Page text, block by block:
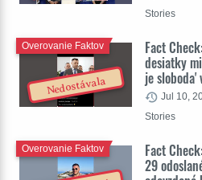
Stories
Nedostávala
Fact
desiatky
je
Overovanie Faktov
Jul 10,
Stories
Fact
29
Overovanie Faktov